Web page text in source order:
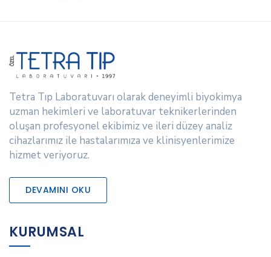
Tetra Tıp Laboratuvarı olarak deneyimli biyokimya
uzman hekimleri ve laboratuvar teknikerlerinden
oluşan profesyonel ekibimiz ve ileri düzey analiz
cihazlarımız ile hastalarımıza ve klinisyenlerimize
hizmet veriyoruz.
DEVAMINI OKU
KURUMSAL